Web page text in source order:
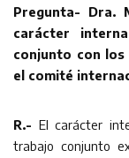
Pregunta- Dra.
carácter
conjunto con
el comité
R.- El carácter
trabajo conjunto